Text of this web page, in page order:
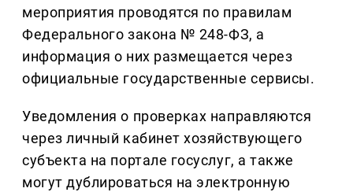
мероприятия проводятся по правилам
Федерального закона № 248-ФЗ, а
информация о них размещается через
официальные государственные сервисы.
Уведомления о проверках направляются
через личный кабинет хозяйствующего
субъекта на портале госуслуг, а также
могут дублироваться на электронную